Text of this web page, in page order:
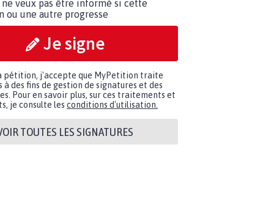
ne veux pas être informé si cette
ou une autre progresse
Je signe
pétition, j'accepte que MyPetition traite
à des fins de gestion de signatures et des
Pour en savoir plus, sur ces traitements et
je consulte les conditions d'utilisation.
TOUTES LES SIGNATURES